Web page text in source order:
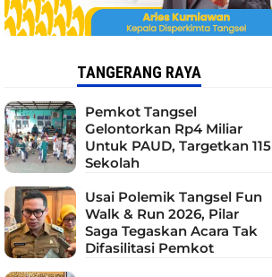
TANGERANG RAYA
Pemkot Tangsel
Gelontorkan Rp4 Miliar
Untuk PAUD, Targetkan 115
Sekolah
Usai Polemik Tangsel Fun
Walk & Run 2026, Pilar
Saga Tegaskan Acara Tak
Difasilitasi Pemkot